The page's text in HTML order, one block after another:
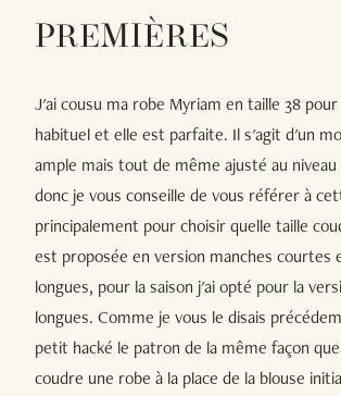
PREMIÈRES
J'ai cousu ma robe Myriam en taille 38
habituel et elle est parfaite. Il s'agit d'un
ample mais tout de même ajusté au
donc je vous conseille de vous référer à
principalement pour choisir quelle taille
est proposée en version manches courtes
longues, pour la saison j'ai opté pour la
longues. Comme je vous le disais
petit hacké le patron de la même façon
coudre une robe à la place de la blouse